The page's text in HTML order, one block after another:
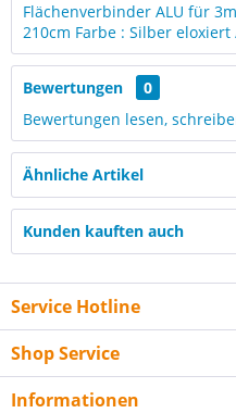
Flächenverbinder ALU für
210cm Farbe : Silber eloxiert
Bewertungen
0
Bewertungen lesen,
Ähnliche Artikel
Kunden kauften auch
Service Hotline
Shop Service
Informationen